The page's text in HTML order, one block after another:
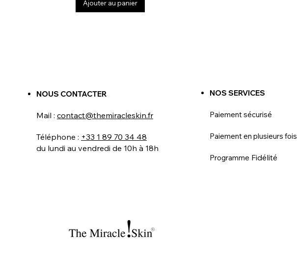
Ajouter au panier
NOUS CONTACTER
Mail : contact@themiracleskin.fr
Téléphone : +33 1 89 70 34 48
du lundi au vendredi de 10h à 18h
NOS SERVICES
Paiement sécurisé
Paiement en plusieurs fois
Programme Fidélité